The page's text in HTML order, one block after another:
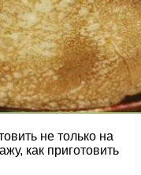
не только на
как приготовить